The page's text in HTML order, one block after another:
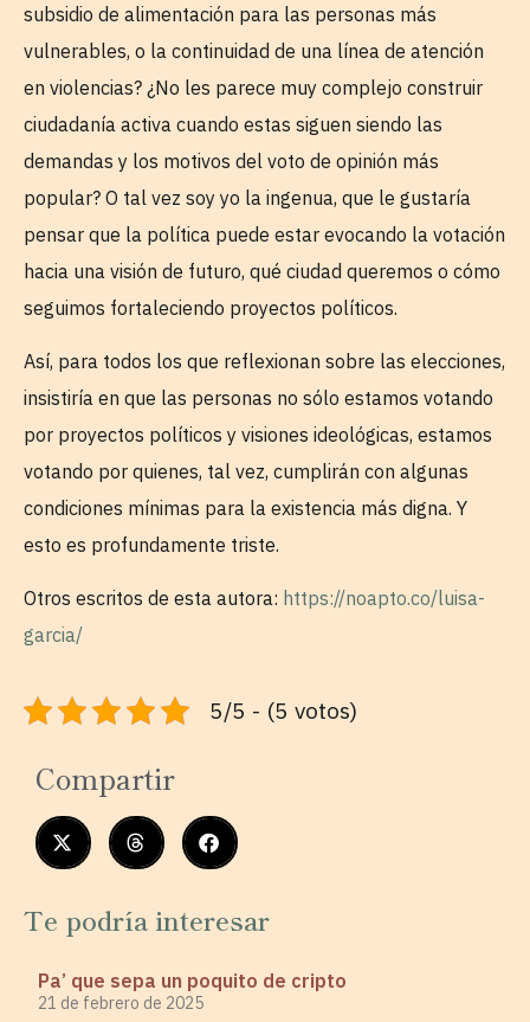
subsidio de alimentación para las personas más
vulnerables, o la continuidad de una línea de atención
en violencias? ¿No les parece muy complejo construir
ciudadanía activa cuando estas siguen siendo las
demandas y los motivos del voto de opinión más
popular? O tal vez soy yo la ingenua, que le gustaría
pensar que la política puede estar evocando la votación
hacia una visión de futuro, qué ciudad queremos o cómo
seguimos fortaleciendo proyectos políticos.
Así, para todos los que reflexionan sobre las elecciones,
insistiría en que las personas no sólo estamos votando
por proyectos políticos y visiones ideológicas, estamos
votando por quienes, tal vez, cumplirán con algunas
condiciones mínimas para la existencia más digna. Y
esto es profundamente triste.
Otros escritos de esta autora: https://noapto.co/luisa-
garcia/
5/5 - (5 votos)
Compartir
Te podría interesar
Pa’ que sepa un poquito de cripto
21 de febrero de 2025